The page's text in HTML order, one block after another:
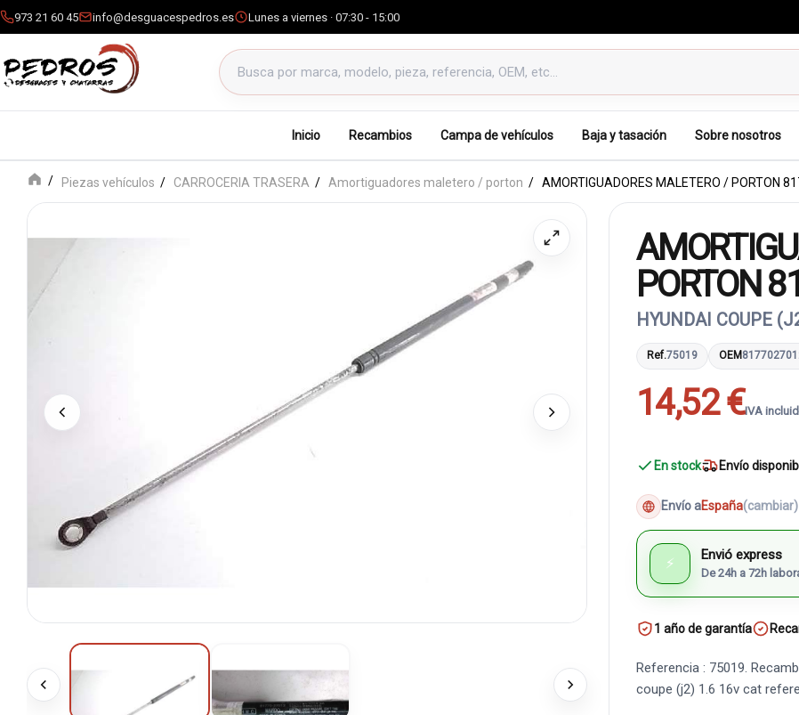
973 21 60 45 info@desguacespedros.es Lunes a viernes · 07:30 - 15:00
Buscar productos
Inicio Recambios Campa de vehículos Baja y tasación Sobre nosotros
Piezas vehículos CARROCERIA TRASERA Amortiguadores maletero / porton AMORTIGUADORES MALETERO / PORTON
PORTON
HYUNDAI COUPE
Ref.75019 OEM
14,52 €IVA
En stock Envío
Envío aEspaña(cambiar)
⚡ Envió express
De 24h a 72h
1 año de garantía
Referencia : 75019.
coupe (j2) 1.6 16v cat